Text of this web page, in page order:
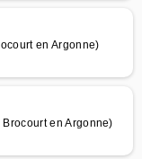
en Argonne)
en Argonne)